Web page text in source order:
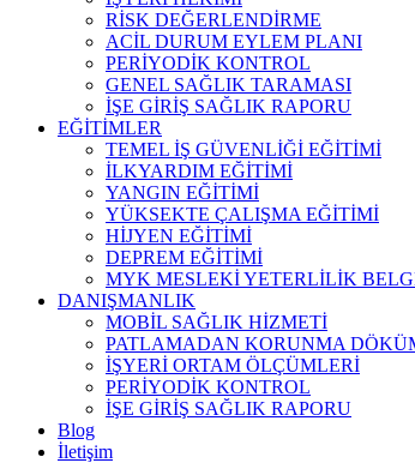
RİSK DEĞERLENDİRME
ACİL DURUM EYLEM PLANI
PERİYODİK KONTROL
GENEL SAĞLIK TARAMASI
İŞE GİRİŞ SAĞLIK RAPORU
EĞİTİMLER
TEMEL İŞ GÜVENLİĞİ EĞİTİMİ
İLKYARDIM EĞİTİMİ
YANGIN EĞİTİMİ
YÜKSEKTE ÇALIŞMA EĞİTİMİ
HİJYEN EĞİTİMİ
DEPREM EĞİTİMİ
MYK MESLEKİ YETERLİLİK
DANIŞMANLIK
MOBİL SAĞLIK HİZMETİ
PATLAMADAN KORUNMA
İŞYERİ ORTAM ÖLÇÜMLERİ
PERİYODİK KONTROL
İŞE GİRİŞ SAĞLIK RAPORU
Blog
İletişim